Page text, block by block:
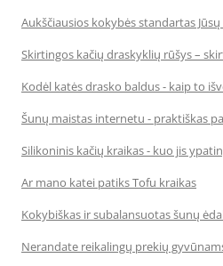
Aukščiausios kokybės standartas Jūsų
Skirtingos kačių draskyklių rūšys –
Kodėl katės drasko baldus - kaip to
Šunų maistas internetu - praktiškas
Silikoninis kačių kraikas - kuo jis
Ar mano katei patiks Tofu kraikas
Kokybiškas ir subalansuotas šunų
Nerandate reikalingų prekių